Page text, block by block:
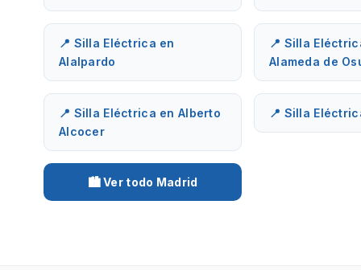
📍 Silla Eléctrica en
Alalpardo
📍 Silla
Alameda de
📍 Silla Eléctrica en Alberto
Alcocer
📍 Silla
🏙️ Ver todo Madrid